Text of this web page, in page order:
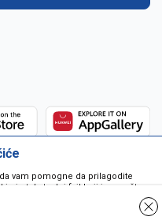
vam pomogne da prilagodite
je tekstualni fajl koji je smešten
računaru. Cookie-i su
pročitani od strane web servera